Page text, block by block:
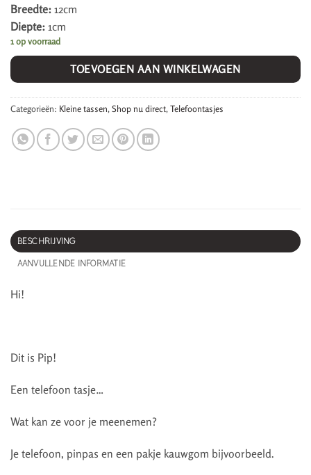
Breedte: 12cm
Diepte: 1cm
1 op voorraad
TOEVOEGEN AAN WINKELWAGEN
Categorieën: Kleine tassen, Shop nu direct, Telefoontasjes
BESCHRIJVING
AANVULLENDE INFORMATIE
Hi!
Dit is Pip!
Een telefoon tasje…
Wat kan ze voor je meenemen?
Je telefoon, pinpas en een pakje kauwgom bijvoorbeeld.